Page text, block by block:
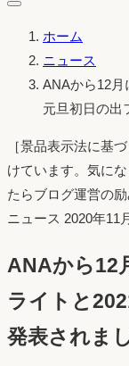
ホーム
ニュース
ANAから12月
元旦初日の出
［景品表示法に基
けています。気に
たらブログ運営の
ニュース 投
日：
2020年11
ANAから12
ライトと
発表されま